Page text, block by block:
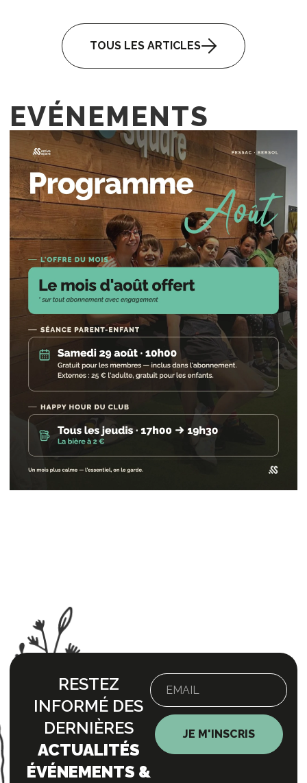
TOUS LES ARTICLES
EVÉNEMENTS
RESTEZ
INFORMÉ DES
DERNIÈRES
ACTUALITÉS
ÉVÉNEMENTS &
JE M'INSCRIS